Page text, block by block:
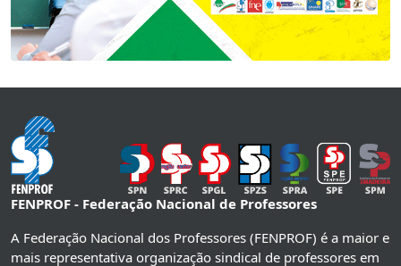
FENPROF - Federação Nacional de Professores
A Federação Nacional dos Professores (FENPROF) é a maior e
mais representativa organização sindical de professores em